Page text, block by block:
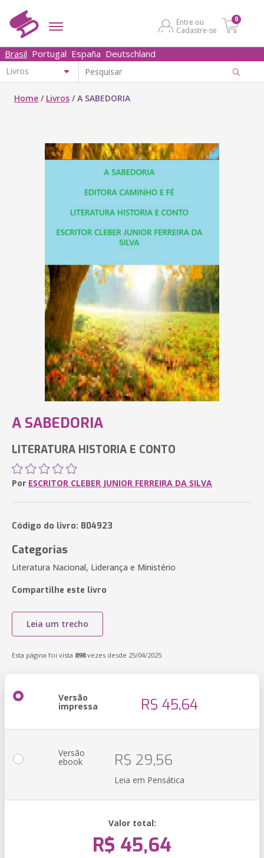
Entre ou
Cadastre-se
0
Brasil Portugal España Deutschland
Home / Livros /A SABEDORIA
A SABEDORIA
LITERATURA HISTORIA E CONTO
Por ESCRITOR CLEBER JUNIOR FERREIRA DA SILVA
Código do livro: 804923
Categorias
Literatura Nacional, Liderança e Ministério
Compartilhe este livro
Leia um trecho
Esta página foi vista 898vezes desde 25/04/2025
Versão
impressa R$ 45,64
Versão
ebook R$ 29,56
Leia em Pensática
Valor total:
R$ 45,64